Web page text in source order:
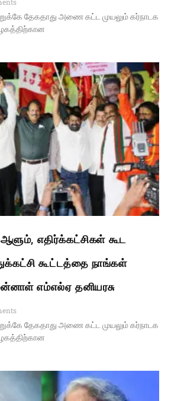
தேகதாது அணை கட்ட முயலும் கர்நாடக
ஆளும், எதிர்க்கட்சிகள் கூட
கூட்டத்தை நாங்கள்
எம்எல்ஏ தனியரசு
தேகதாது அணை கட்ட முயலும் கர்நாடக